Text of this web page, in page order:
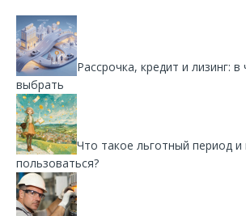
Рассрочка, кредит и лизинг:
выбрать
Что такое льготный период и
пользоваться?